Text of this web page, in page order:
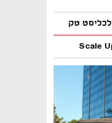
טק
Scale
נפתח בכרטיסייה חדשה
נפתח בכרטיסייה חדשה